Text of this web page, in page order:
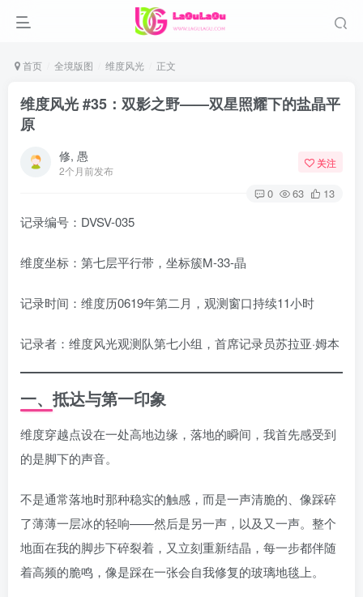
首页 全境版图 维度风光 正文
维度风光 #35：双影之野——双星照耀下的盐晶平
原
修, 愚
2个月前发布
关注
0 63 13
记录编号：DVSV-035
维度坐标：第七层平行带，坐标簇M-33-晶
记录时间：维度历0619年第二月，观测窗口持续11小时
记录者：维度风光观测队第七小组，首席记录员苏拉亚·姆本
一、抵达与第一印象
维度穿越点设在一处高地边缘，落地的瞬间，我首先感受到
的是脚下的声音。
不是通常落地时那种稳实的触感，而是一声清脆的、像踩碎
了薄薄一层冰的轻响——然后是另一声，以及又一声。整个
地面在我的脚步下碎裂着，又立刻重新结晶，每一步都伴随
着高频的脆鸣，像是踩在一张会自我修复的玻璃地毯上。